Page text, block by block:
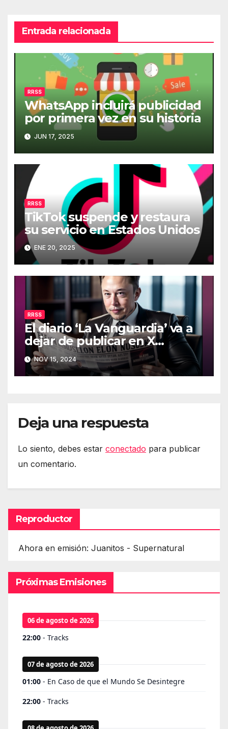
Entrada relacionada
RRSS
WhatsApp incluirá publicidad
por primera vez en su historia
JUN 17, 2025
RRSS
TikTok suspende y restaura
su servicio en Estados Unidos
ENE 20, 2025
RRSS
El diario ‘La Vanguardia’ va a
dejar de publicar en X
(Twitter)
NOV 15, 2024
Deja una respuesta
Lo siento, debes estar conectado para publicar
un comentario.
Reproductor
Ahora en emisión: Juanitos - Supernatural
Próximas Emisiones